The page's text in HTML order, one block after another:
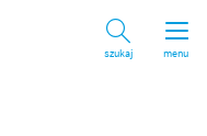
menu
Szukaj